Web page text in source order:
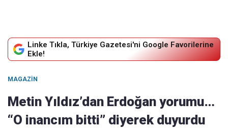
Linke Tıkla, Türkiye Gazetesi'ni Google Favorilerine
Ekle!
MAGAZIN
Metin Yıldız’dan Erdoğan yorumu…
“O inancım bitti” diyerek duyurdu